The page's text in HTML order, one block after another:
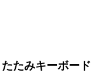
たみキーボード